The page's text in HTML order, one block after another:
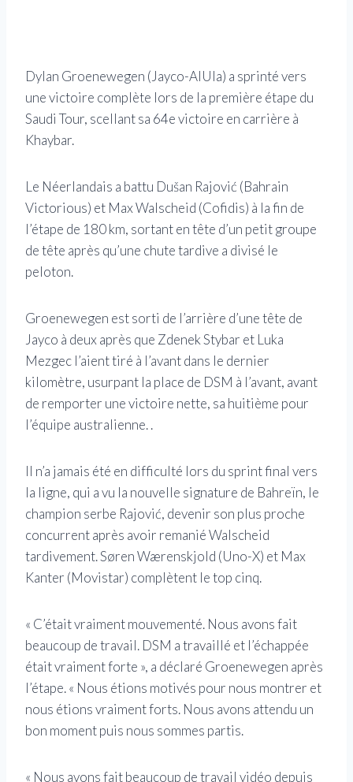
Dylan Groenewegen (Jayco-AlUla) a sprinté vers
une victoire complète lors de la première étape du
Saudi Tour, scellant sa 64e victoire en carrière à
Khaybar.
Le Néerlandais a battu Dušan Rajović (Bahrain
Victorious) et Max Walscheid (Cofidis) à la fin de
l’étape de 180 km, sortant en tête d’un petit groupe
de tête après qu’une chute tardive a divisé le
peloton.
Groenewegen est sorti de l’arrière d’une tête de
Jayco à deux après que Zdenek Stybar et Luka
Mezgec l’aient tiré à l’avant dans le dernier
kilomètre, usurpant la place de DSM à l’avant, avant
de remporter une victoire nette, sa huitième pour
l’équipe australienne. .
Il n’a jamais été en difficulté lors du sprint final vers
la ligne, qui a vu la nouvelle signature de Bahreïn, le
champion serbe Rajović, devenir son plus proche
concurrent après avoir remanié Walscheid
tardivement. Søren Wærenskjold (Uno-X) et Max
Kanter (Movistar) complètent le top cinq.
« C’était vraiment mouvementé. Nous avons fait
beaucoup de travail. DSM a travaillé et l’échappée
était vraiment forte », a déclaré Groenewegen après
l’étape. « Nous étions motivés pour nous montrer et
nous étions vraiment forts. Nous avons attendu un
bon moment puis nous sommes partis.
« Nous avons fait beaucoup de travail vidéo depuis